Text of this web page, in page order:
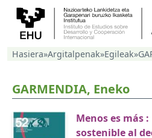
Hasiera»Argitalpenak»Egileak»
GARMENDIA, Eneko
Menos es más
sostenible al